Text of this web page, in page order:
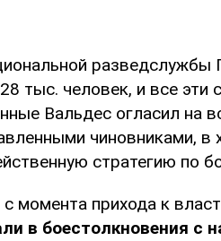
разведслужбы
тыс. человек, и все эти
Вальдес огласил на
чиновниками, в
стратегию по
момента прихода к
в боестолкновения с